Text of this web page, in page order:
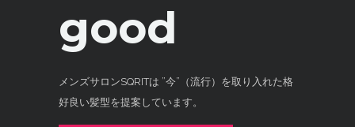
good
メンズサロンSQRITは ”今”（流行）を取り入れた格
好良い髪型を提案しています。